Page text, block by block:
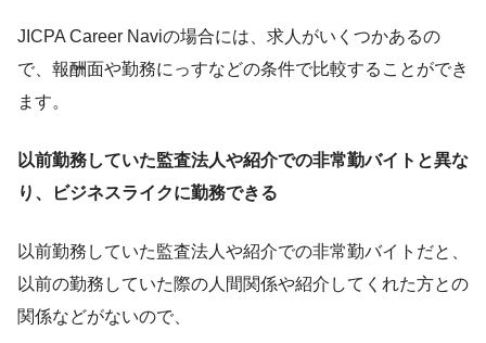
JICPA Career Naviの場合には、求人がいくつかあるの
で、報酬面や勤務にっすなどの条件で比較することができ
ます。
以前勤務していた監査法人や紹介での非常勤バイトと異な
り、ビジネスライクに勤務できる
以前勤務していた監査法人や紹介での非常勤バイトだと、
以前の勤務していた際の人間関係や紹介してくれた方との
関係などがないので、